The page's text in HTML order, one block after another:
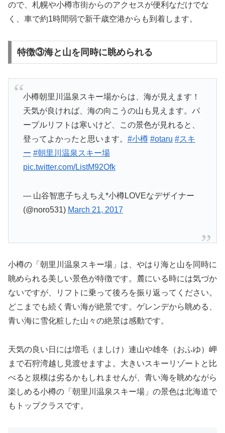
ので、札幌や小樽市街からのアクセスが便利なだけでな
く、車で約1時間弱で新千歳空港からも到着します。
特徴③海と山を同時に眺められる
小樽朝里川温泉スキー場からは、海が見えます！
天気が良ければ、海の向こうの山も見えます。パ
ープルリフトは寒いけど、この景色が見れると、
登ってよかったと思います。 #小樽 #otaru #スキ
ー #朝里川温泉スキー場
pic.twitter.com/ListM92Ofk
— 山谷智恵子ちえちえ*小樽LOVEなデザイナー
(@noro531) March 21, 2017
小樽の「朝里川温泉スキー場」は、やはり海と山を同時に
眺められる美しい景色が特徴です。麓にいる時には気づか
ないですが、リフトに乗って後ろを振り返ってください。
どこまでも続く青い海が絶景です。ゲレンデから眺める、
青い海に雪化粧した山々の絶景は感動です。
天気の良い日には増毛（ましけ）連山や雄冬（おふゆ）岬
まで石狩湾越し見渡せますよ。大きいスキーリゾートと比
べると規模は劣るかもしれませんが、青い海を眺めながら
楽しめる小樽の「朝里川温泉スキー場」の景色は北海道で
もトップクラスです。